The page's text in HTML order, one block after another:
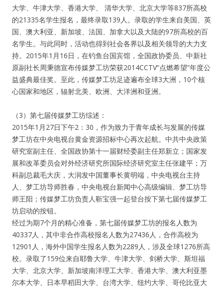
大学、牛津大学、香港大学、 清华大学、北京大学等837所高校
的21335名学生报名，最终录取139人。录取的学生来自美国、英
国、澳大利亚、新加坡、法国、加拿大以及大陆的97所高校的百
名学生。与此同时，活动也得到社会各界以及相关领导的大力支
持。2015年1月16日，在钓鱼台国宾馆，全国政协委员、中新社
原副社长周秉德宣布传媒梦工坊荣获2014CCTV“点燃希望”年度公
益盛典最佳奖。至此，传媒梦工坊足迹遍布全球3大洲，10个核
心国家和地区，辐射北美、欧洲、大洋洲和亚洲。
（3）第七届传媒梦工坊综述：
2015年1月27日下午2：30，作为致力于青年成长与发展的传媒
梦工坊在中央电视台黄金资源招标中心再次起航。中共中央政策
研究室副主任、全国政协第十一届财经委副主任郑新立；国家发
展和改革委员会对外经济研究所国际经济研究室主任张建平；万
科副总裁毛大庆，大润发中国董事长黄明端，中央电视台主持
人、梦工坊导师胜春，中央电视台新闻中心高级编辑、梦工坊导
师王阳；传媒梦工坊负责人靳宝强一起登台按下第七届传媒梦工
坊启动的按钮。
经过为期7个月的精心准备，第七届传媒梦工坊的报名人数为
40337人，其中非合作高校报名人数为27436人，合作高校为
12901人，海外中国学生报名人数为2289人，涉及全球1276所高
校。录取了159位来自耶鲁大学、牛津大学、剑桥大学、斯坦福
大学、北京大学、新加坡南洋理工大学、香港大学、澳大利亚墨
尔本大学、日本早稻田大学、台湾大学、纽约大学、哥伦比亚大